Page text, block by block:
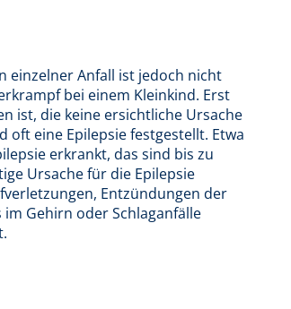
einzelner Anfall ist jedoch nicht
bei einem Kleinkind. Erst
ist, die keine ersichtliche Ursache
oft eine Epilepsie festgestellt. Etwa
erkrankt, das sind bis zu
Ursache für die Epilepsie
Entzündungen der
Gehirn oder Schlaganfälle